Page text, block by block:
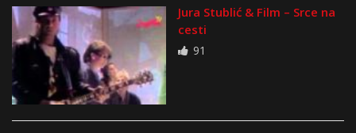
Jura Stublić & Film – Srce na
cesti
91